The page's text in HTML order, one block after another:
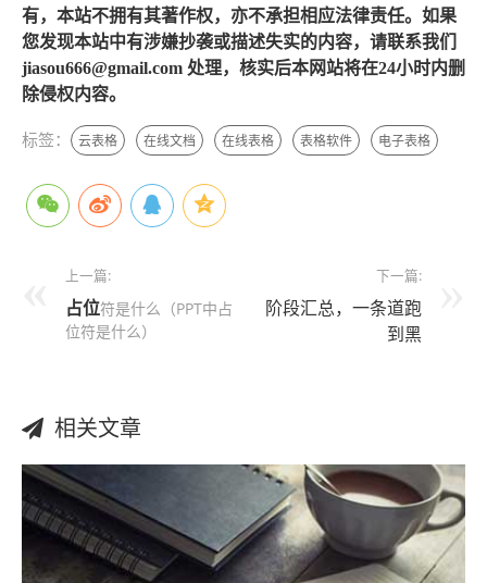
有，本站不拥有其著作权，亦不承担相应法律责任。如果
您发现本站中有涉嫌抄袭或描述失实的内容，请联系我们
jiasou666@gmail.com 处理，核实后本网站将在24小时内删
除侵权内容。
标签： 云表格 在线文档 在线表格 表格软件 电子表格
上一篇:
占位符是什么（PPT中占
位符是什么）
下一篇:
阶段汇总，一条道跑
到黑
相关文章